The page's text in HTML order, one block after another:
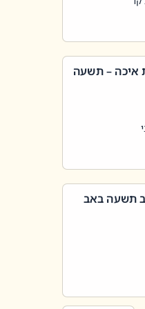
איכה – תשעה
תשעה באב